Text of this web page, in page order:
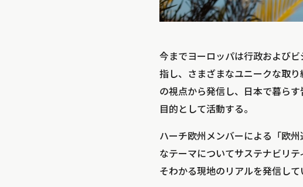
今までヨーロッパは行政および
指し、さまざまなユニークな取
の視点から発信し、日本で暮ら
目的として活動する。
ハーチ欧州メンバーによる「欧
なテーマについてサステナビリ
そわかる現地のリアルを発信して